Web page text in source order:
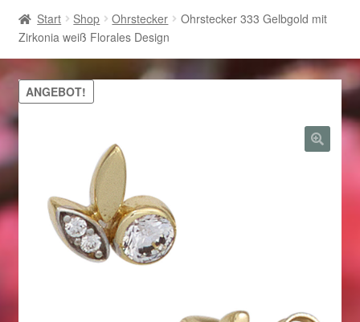
AGB
Beispiel-Seite
Datenschutz
Geschenke zu Ostern 2023
Geschenke zu Ostern 2024
Geschenkideen für Weihnachten 2022
Geschenkideen für Weihnachten 2023
Start Shop Ohrstecker
Ohrstecker 333 Gelbgold mit
Zirkonia weiß Florales Design
ANGEBOT!